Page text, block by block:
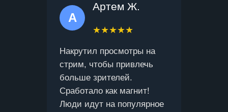
А
Артем Ж.
★★★★★
Накрутил просмотры на
стрим, чтобы привлечь
больше зрителей.
Сработало как магнит!
Люди идут на популярное